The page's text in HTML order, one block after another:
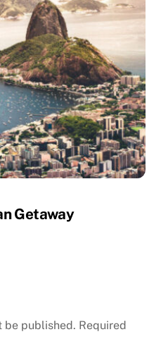
Getaway
be published. Required